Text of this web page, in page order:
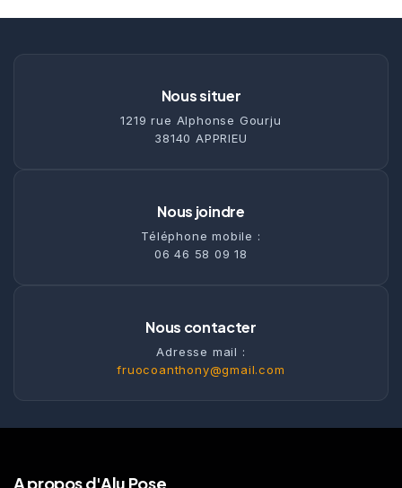
Nous situer
1219 rue Alphonse Gourju
38140 APPRIEU
Nous joindre
Téléphone mobile :
06 46 58 09 18
Nous contacter
Adresse mail :
fruocoanthony@gmail.com
A propos d'Alu Pose